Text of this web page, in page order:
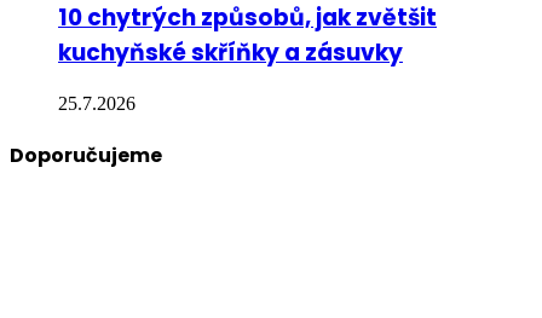
10 chytrých způsobů, jak zvětšit
kuchyňské skříňky a zásuvky
25.7.2026
Doporučujeme